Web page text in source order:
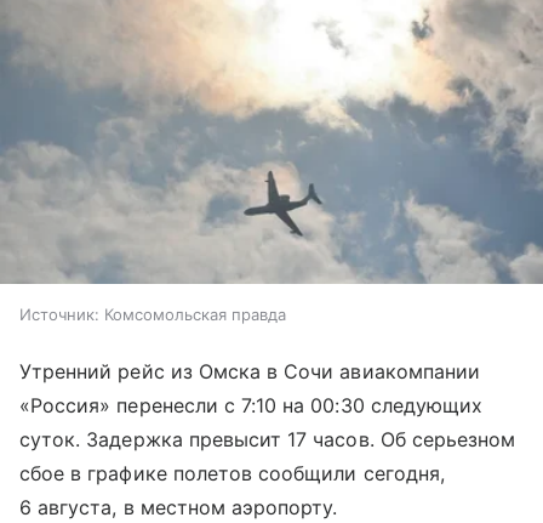
Источник: Комсомольская правда
Утренний рейс из Омска в Сочи авиакомпании
«Россия» перенесли с 7:10 на 00:30 следующих
суток. Задержка превысит 17 часов. Об серьезном
сбое в графике полетов сообщили сегодня,
6 августа, в местном аэропорту.